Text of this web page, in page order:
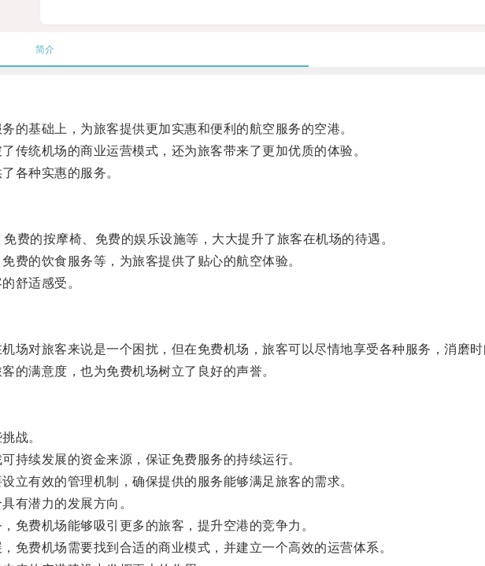
简介
基础上，为旅客提供更加实惠和便利的航空服务的空港。
统机场的商业运营模式，还为旅客带来了更加优质的体验。
种实惠的服务。
的按摩椅、免费的娱乐设施等，大大提升了旅客在机场的待遇。
的饮食服务等，为旅客提供了贴心的航空体验。
舒适感受。
对旅客来说是一个困扰，但在免费机场，旅客可以尽情地享受各种服务，消磨时
满意度，也为免费机场树立了良好的声誉。
战。
续发展的资金来源，保证免费服务的持续运行。
有效的管理机制，确保提供的服务能够满足旅客的需求。
潜力的发展方向。
费机场能够吸引更多的旅客，提升空港的竞争力。
费机场需要找到合适的商业模式，并建立一个高效的运营体系。